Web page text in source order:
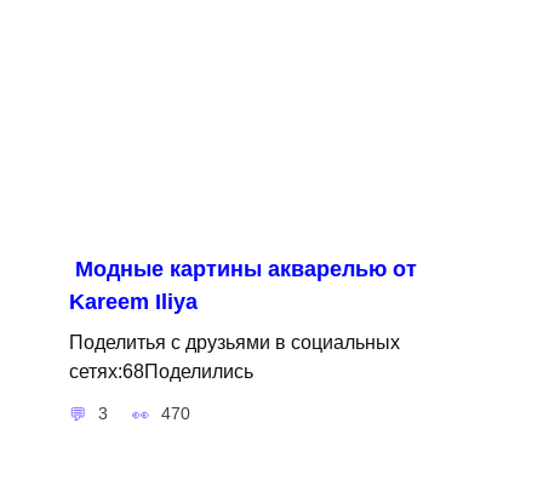
Модные картины акварелью от
Kareem Iliya
Поделитья с друзьями в социальных
сетях:68Поделились
3 470